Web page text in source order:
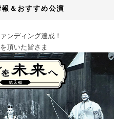
＆おすすめ公演
ンディング達成！
頂いた皆さま